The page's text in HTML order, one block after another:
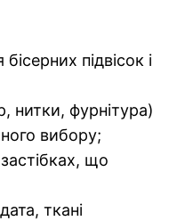
підвісок і
нитки, фурнітура)
вибору;
що
дата, ткані